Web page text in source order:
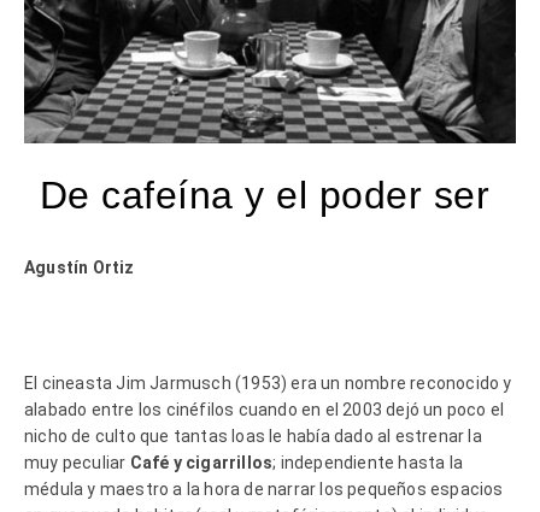
De cafeína y el poder ser
Agustín Ortiz
El cineasta Jim Jarmusch (1953) era un nombre reconocido y
alabado entre los cinéfilos cuando en el 2003 dejó un poco el
nicho de culto que tantas loas le había dado al estrenar la
muy peculiar Café y cigarrillos; independiente hasta la
médula y maestro a la hora de narrar los pequeños espacios